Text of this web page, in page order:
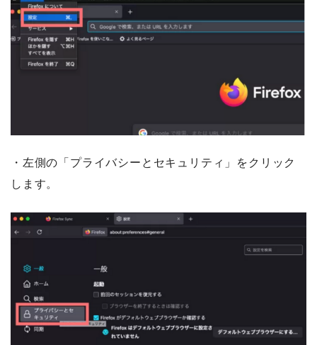
・左側の「プライバシーとセキュリティ」をクリック
します。